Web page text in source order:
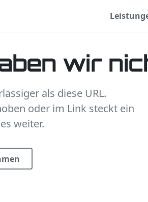
wir
als diese URL.
oder im Link steckt ein
weiter.